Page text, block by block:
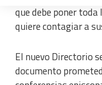
que debe poner toda
quiere contagiar a
El nuevo Directorio
documento
Create profiles to
Measure advertising